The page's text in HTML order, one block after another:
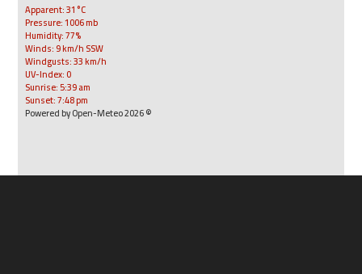
Apparent: 31°C
Pressure: 1006 mb
Humidity: 77%
Winds: 9 km/h SSW
Windgusts: 33 km/h
UV-Index: 0
Sunrise: 5:39 am
Sunset: 7:48 pm
© 2026 Powered by Open-Meteo